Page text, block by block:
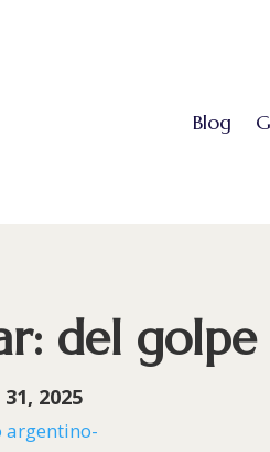
Blog
del
2025
argentino-